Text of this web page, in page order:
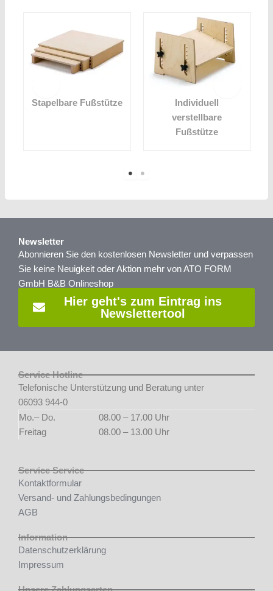
Fußstütze
Individuell
Newsletter
Abonnieren Sie den kostenlosen Newsletter und verpassen
Sie keine Neuigkeit oder Aktion mehr von ATO FORM
GmbH B&B Onlineshop
Hier geht's zum Eintrag ins
Newslettertool
Service Hotline
Telefonische Unterstützung und Beratung unter
06093 944-0
Mo.– Do.
08.00 – 17.00 Uhr
Freitag
08.00 – 13.00 Uhr
Service Service
Kontaktformular
Versand- und Zahlungsbedingungen
AGB
Information
Datenschutzerklärung
Impressum